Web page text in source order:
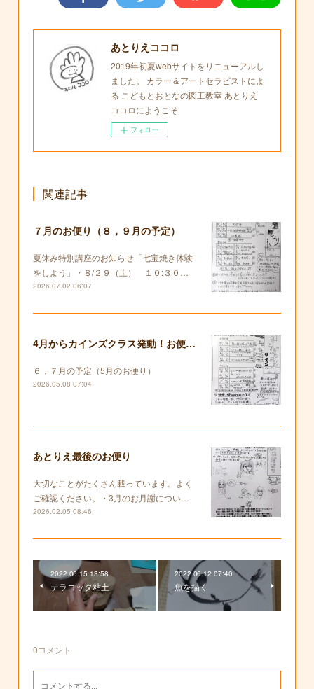
あとりえココロ
2019年初夏webサイトをリニューアルし
ました。 カラー＆アートセラピストによ
る こどもとおとなの図工教室 あとりえ
ココロにようこそ
フォロー
関連記事
７月のお便り（８，９月の予定）
夏休み特別講座のお知らせ「七宝焼き体験
をしよう」・８/２９（土） １０:３０…
2026.07.02 06:07
4月からカインズクラス発動！お便りも復活します！
６，７月の予定（5月のお便り）
2026.05.08 07:04
あとりえ最後のお便り
大切なことがたくさん載っています。よく
ご確認ください。・3月のお月謝につい…
2026.02.05 08:46
2022.06.15 13:58
テラコッタ粘土
2022.06.12 07:40
魚を描く
0コメント